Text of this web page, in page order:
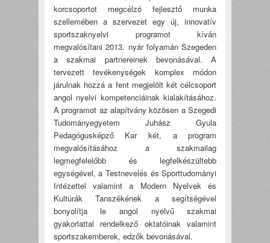
korcsoportot megcélzó fejlesztő munka
szellemében a szervezet egy új, innovatív
sportszaknyelvi programot kíván
megvalósítani 2013. nyár folyamán Szegeden
a szakmai partnereinek bevonásával. A
tervezett tevékenységek komplex módon
járulnak hozzá a fent megjelölt két célcsoport
angol nyelvi kompetenciáinak kialakításához.
A programot az alapítvány közösen a Szegedi
Tudományegyetem Juhász Gyula
Pedagógusképző Kar két, a program
megvalósításához a szakmailag
legmegfelelőbb és legfelkészültebb
egységével, a Testnevelés és Sporttudományi
Intézettel valamint a Modern Nyelvek és
Kultúrák Tanszékének a segítségével
bonyolítja le angol nyelvű szakmai
gyakorlattal rendelkező oktatóinak valamint
sportszakemberek, edzők bevonásával.